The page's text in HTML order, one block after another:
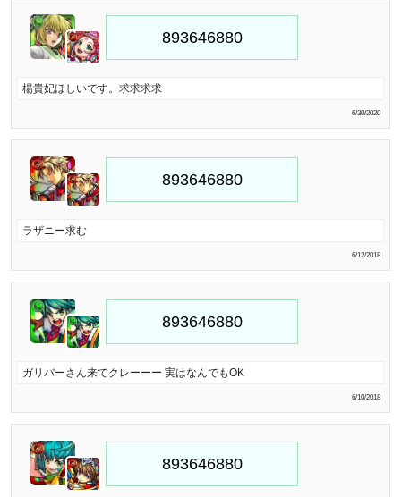
楊貴妃ほしいです。求求求求
6/30/2020
ラザニー求む
6/12/2018
ガリバーさん来てクレーーー 実はなんでもOK
6/10/2018